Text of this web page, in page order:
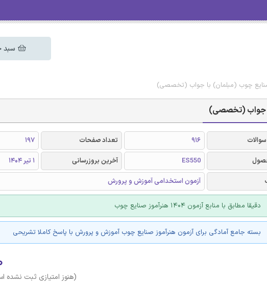
سبد
چوب (مبلمان) با جواب (تخصصی)
جواب (تخصصی)
916 تعداد صفحات
197
ES550 آخرین بروزرسانی
1 تیر 1404
آزمون استخدامی آموزش و پرورش
دقیقا مطابق با منابع آزمون 1404 هنرآموز صنایع چوب
بسته جامع آمادگی برای آزمون هنرآموز صنایع چوب آموزش و پرورش با پاسخ کاملا تشریحی
(هنوز امتیازی ثبت نشده